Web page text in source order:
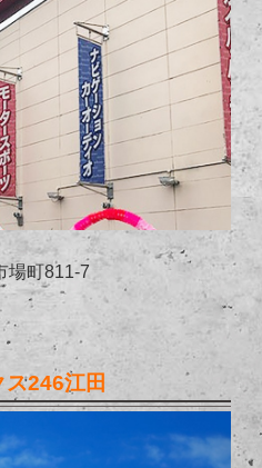
場町811-7
246江田